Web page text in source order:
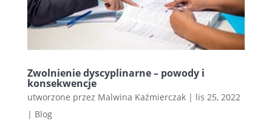
Zwolnienie dyscyplinarne – powody i
konsekwencje
utworzone przez Malwina Kaźmierczak| lis 25, 2022
| Blog